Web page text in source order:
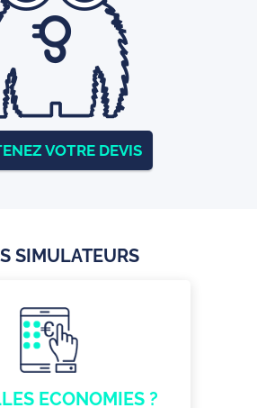
VOTRE DEVIS
SIMULATEURS
ECONOMIES ?